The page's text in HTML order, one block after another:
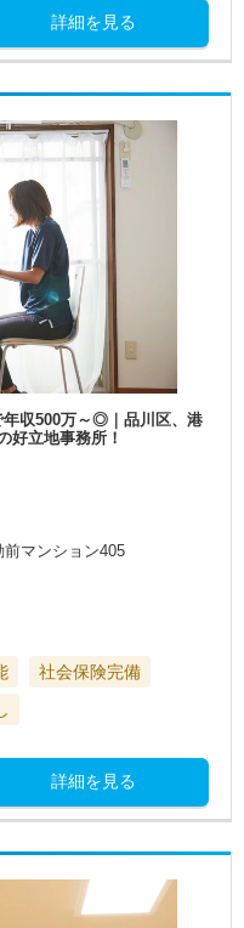
詳細を見る
年収500万～◎｜品川区、港
好立地事務所！
マンション405
社会保険完備
詳細を見る